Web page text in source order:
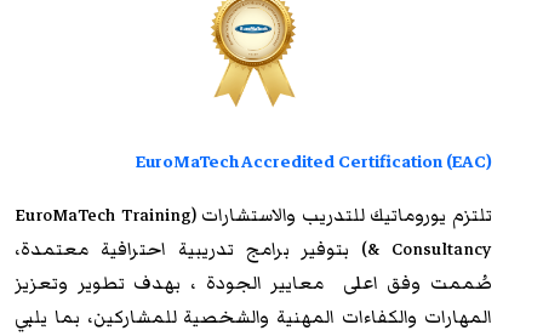
EuroMaTech Accredited Certification (EAC)
تلتزم يوروماتيك للتدريب
والاستشارات (EuroMaTech Training
& Consultancy) بتوفير برامج تدريبية احترافية معتمدة،
صُممت وفق اعلى معايير الجودة ، بهدف تطوير وتعزيز
المهارات والكفاءات المهنية والشخصية للمشاركين، بما يلبي